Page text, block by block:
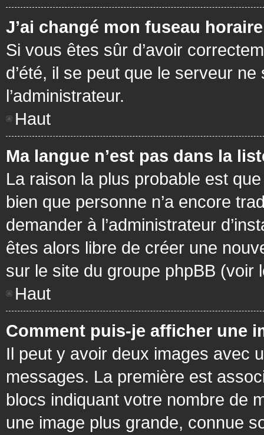
J’ai changé mon fuseau
Si vous êtes sûr d’avoir
d’été, il se peut que le serveur
l’administrateur.
Haut
Ma langue n’est pas dans la
La raison la plus probable est
bien que personne n’a encore
demander à l’administrateur
êtes alors libre de créer une
sur le site du groupe phpBB (voir
Haut
Comment puis-je afficher une
Il peut y avoir deux images avec
messages. La première est
blocs indiquant votre nombre de
une image plus grande, connue